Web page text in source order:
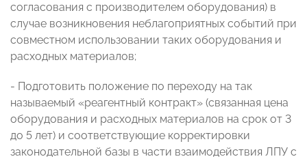
согласования с производителем оборудования) в
случае возникновения неблагоприятных событий при
совместном использовании таких оборудования и
расходных материалов;
- Подготовить положение по переходу на так
называемый «реагентный контракт» (связанная цена
оборудования и расходных материалов на срок от 3
до 5 лет) и соответствующие корректировки
законодательной базы в части взаимодействия ЛПУ с